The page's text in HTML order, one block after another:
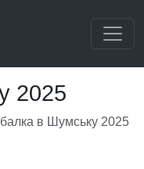
2025
в Шумську 2025